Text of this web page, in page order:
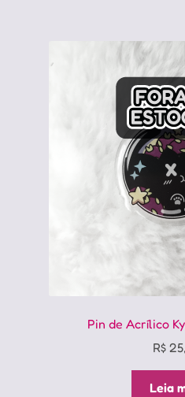
Pin de Acrílico
R$
Leia